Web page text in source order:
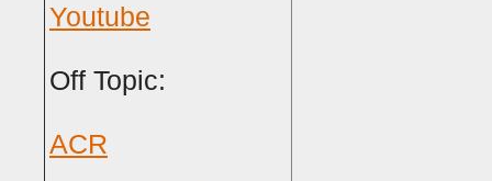
Youtube
Off Topic:
ACR